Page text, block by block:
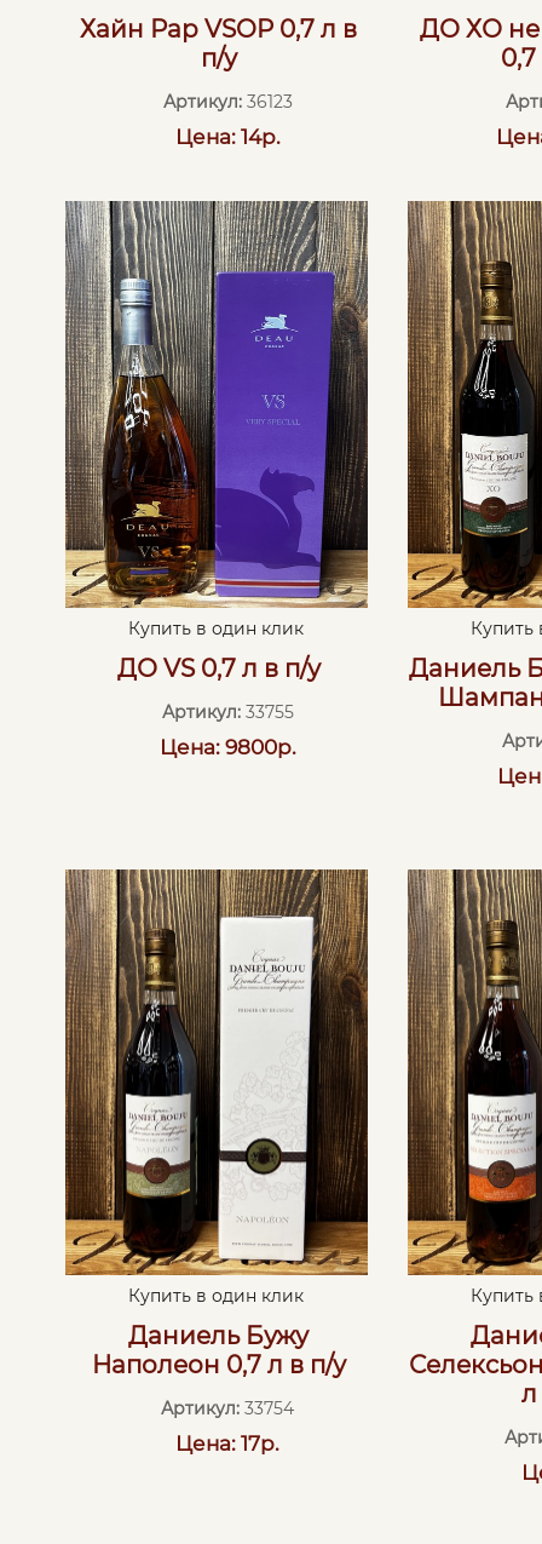
Хайн Рар VSOP 0,7 л в
п/у
Артикул:36123
Цена: 14р.
ДО ХО не
Купить в один клик
ДО VS 0,7 л в п/у
Артикул:33755
Цена: 9800р.
Купить
Даниель
Купить в один клик
Даниель Бужу
Наполеон 0,7 л в п/у
Артикул: 33754
Цена: 17р.
Купить
л